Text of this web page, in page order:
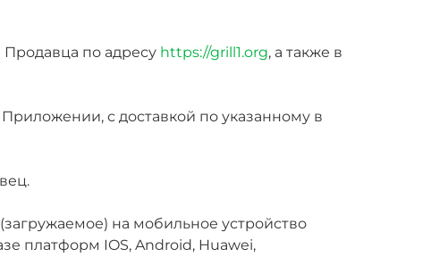
Продавца по адресу https://grill1.org, а также в
с доставкой по указанному в
на мобильное устройство
платформ IOS, Android, Huawei,